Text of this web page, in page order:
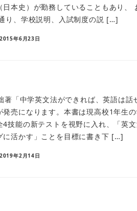
日本史）が勤務していることもあり、
り、学校説明、入試制度の説 […]
2015年6月23日
著「中学英文法ができれば、英語は話
発売になります。本書は現高校1年生
4技能の新テストを視野に入れ、「英
に活かす」ことを目標に書き下 […]
2019年2月14日